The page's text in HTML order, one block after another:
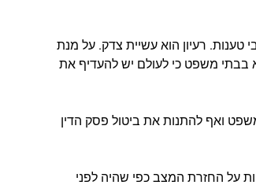
טענות. רעיון הוא עשיית צדק. על מנת
בבתי משפט כי לעולם יש להעדיף את
ואף להתנות את ביטול פסק הדין
על החזרת המצב כפי שהיה לפני